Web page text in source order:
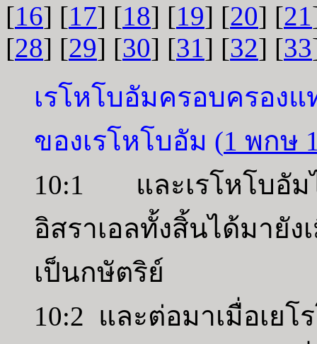
[16] [17] [18] [19] [20] [21
[28] [29] [30] [31] [32] [33
เรโหโบอัมครอบครอ
ของเรโหโบอัม (1 พกษ
10:1 และเรโหโบอัม
อิสราเอลทั้งสิ้นได้มายัง
เป็นกษัตริย์
10:2 และต่อมาเมื่อเย